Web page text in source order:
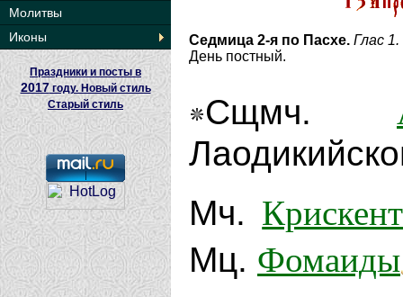
Молитвы
Иконы
Праздники и посты в
2017году. Новый стиль
Старый стиль
Седмица 2-я по Пасхе. Глас 1.
День постный.
Сщмч.
Мч.
Мц. Фомаиды